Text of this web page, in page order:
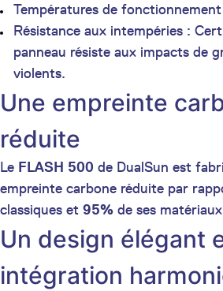
Températures de
Résistance aux intempéries :
panneau résiste aux impacts de
violents.
Une empreinte
réduite
Le FLASH 500 de DualSun est
empreinte carbone réduite par
classiques et 95% de ses
Un design élégant
intégration